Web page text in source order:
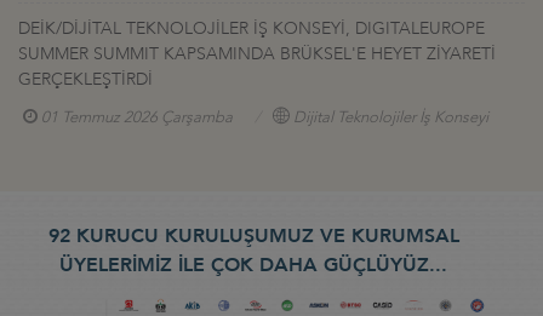
DEİK/DİJİTAL TEKNOLOJİLER İŞ KONSEYİ, DIGITALEUROPE
SUMMER SUMMIT KAPSAMINDA BRÜKSEL'E HEYET ZİYARETİ
GERÇEKLEŞTİRDİ
01 Temmuz 2026 Çarşamba Dijital Teknolojiler İş Konseyi
92 KURUCU KURULUŞUMUZ VE KURUMSAL
ÜYELERİMİZ İLE ÇOK DAHA GÜÇLÜYÜZ...